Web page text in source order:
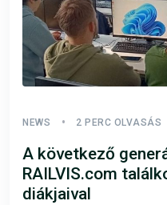
NEWS 2 PERC OLVASÁS
A következő
RAILVIS.com
diákjaival